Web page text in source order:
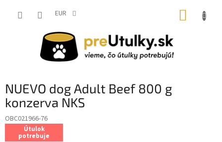
EUR
NUEVO dog Adult Beef 800 g
konzerva NKS
OBC021966-76
Útulok
potrebuje